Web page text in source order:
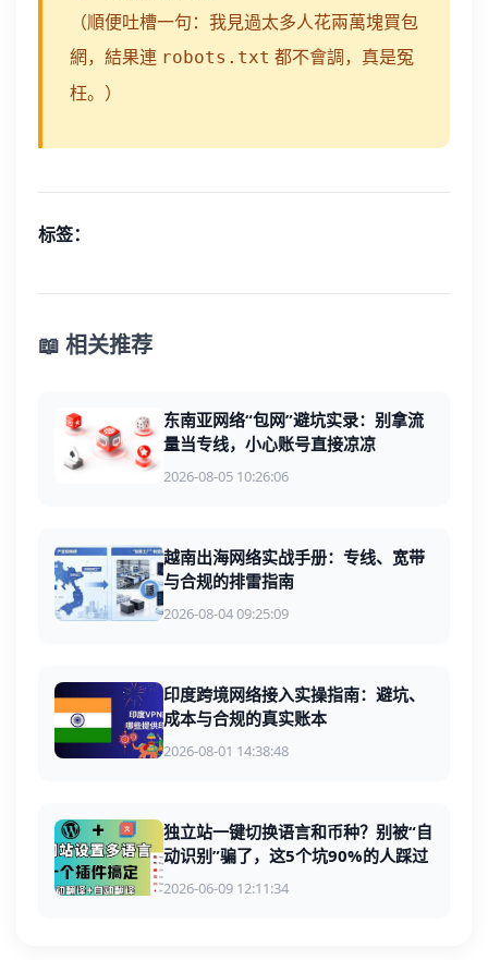
（順便吐槽一句：我見過太多人花兩萬塊買包
網，結果連 robots.txt 都不會調，真是冤
枉。）
标签：
📖 相关推荐
东南亚网络“包网”避坑实录：别拿流
量当专线，小心账号直接凉凉
2026-08-05 10:26:06
越南出海网络实战手册：专线、宽带
与合规的排雷指南
2026-08-04 09:25:09
印度跨境网络接入实操指南：避坑、
成本与合规的真实账本
2026-08-01 14:38:48
独立站一键切换语言和币种？别被“自
动识别”骗了，这5个坑90%的人踩过
2026-06-09 12:11:34